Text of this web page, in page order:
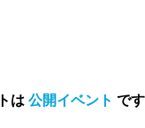
は 公開イベント です